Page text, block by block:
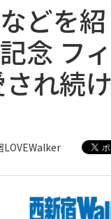
どを紹
念 フ
れ続